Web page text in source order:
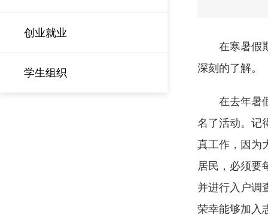
创业就业
学生组织
在寒暑假
深刻的了解。
在去年暑
名了活动。记
真工作，因为
居民，必须要
并进行入户调
荣幸能够加入